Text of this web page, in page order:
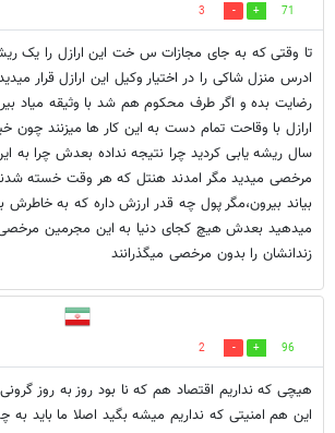
71
3
تا وقتی که به جای مجازات س خت این ارازل را یک
ادرس منزل شاکی را در اختیار وکیل این ارازل قرار
رضایت بده و اگر طرف محکوم هم شد با وثیقه میاد
ارازل با وقاحت تمام دست به این کار ها میزنند چون
سال ریشه یابی کردید چرا نتیجه نداده بعدش چرا به
مرخصی میدید مگر امدند هنتل که هر وقت خسته
بیاند بیرون،مگر پول چه قدر ارزش داره که به خاطرش
میدهید بعدش هیچ کجای دنیا به این مجرمین
زندانشان را بدون مرخصی میگذرانند
96
2
هیچی که نداریم اقتصاد هم که نا بود روز به روز
این هم امنیتی که نداریم میشه بگید اصلا ما باید به